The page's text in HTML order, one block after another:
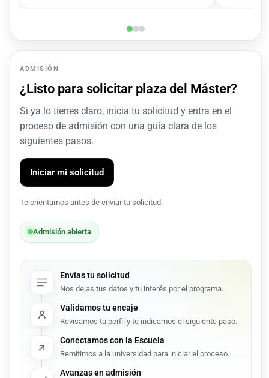
ADMISIÓN
¿Listo para solicitar plaza del Máster?
Si ya lo tienes claro, inicia tu solicitud y entra en el
proceso de admisión con una guía clara de los
siguientes pasos.
Iniciar mi solicitud
Te orientamos antes de enviar tu solicitud.
Admisión abierta
Envías tu solicitud
Nos dejas tus datos y tu interés por el programa.
Validamos tu encaje
Revisamos tu perfil y te indicamos el siguiente paso.
Conectamos con la Escuela
Remitimos a la universidad para iniciar el proceso.
Avanzas en admisión